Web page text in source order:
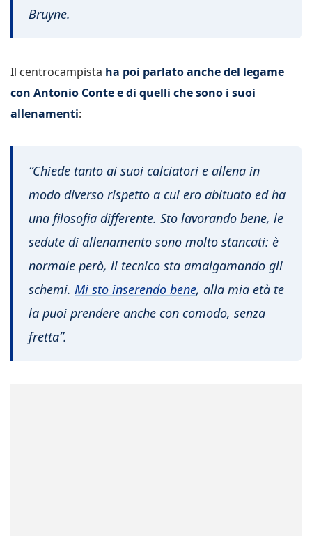
Bruyne.
Il centrocampista ha poi parlato anche del legame
con Antonio Conte e di quelli che sono i suoi
allenamenti:
“Chiede tanto ai suoi calciatori e allena in
modo diverso rispetto a cui ero abituato ed ha
una filosofia differente. Sto lavorando bene, le
sedute di allenamento sono molto stancati: è
normale però, il tecnico sta amalgamando gli
schemi. Mi sto inserendo bene, alla mia età te
la puoi prendere anche con comodo, senza
fretta”.